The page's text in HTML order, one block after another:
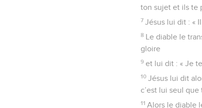
ton sujet et ils te
7 Jésus lui dit : «
8 Le diable le
gloire
9 et lui dit : « Je
10 Jésus lui dit
c’est lui seul que
11 Alors le diable